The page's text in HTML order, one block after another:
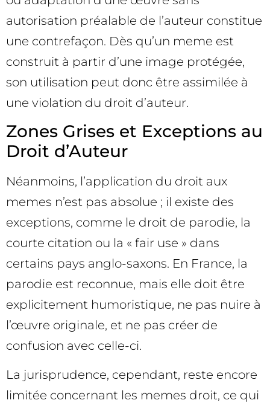
autorisation préalable de l’auteur constitue
une contrefaçon. Dès qu’un meme est
construit à partir d’une image protégée,
son utilisation peut donc être assimilée à
une violation du droit d’auteur.
Zones Grises et Exceptions au
Droit d’Auteur
Néanmoins, l’application du droit aux
memes n’est pas absolue ; il existe des
exceptions, comme le droit de parodie, la
courte citation ou la « fair use » dans
certains pays anglo-saxons. En France, la
parodie est reconnue, mais elle doit être
explicitement humoristique, ne pas nuire à
l’œuvre originale, et ne pas créer de
confusion avec celle-ci.
La jurisprudence, cependant, reste encore
limitée concernant les memes droit, ce qui